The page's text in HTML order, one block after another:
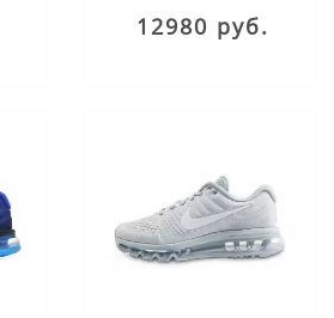
12980 руб.